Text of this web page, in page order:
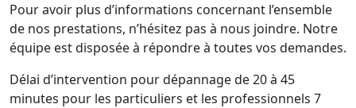
Pour avoir plus d’informations concernant l’ensemble
de nos prestations, n’hésitez pas à nous joindre. Notre
équipe est disposée à répondre à toutes vos demandes.
Délai d’intervention pour dépannage de 20 à 45
minutes pour les particuliers et les professionnels 7